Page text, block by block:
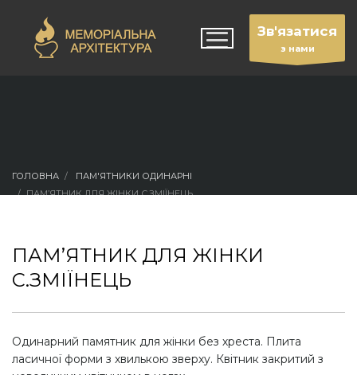
Зв'язатися
з нами
ГОЛОВНА
ПАМ'ЯТНИКИ ОДИНАРНІ
ПАМ’ЯТНИК ДЛЯ ЖІНКИ С.ЗМІЇНЕЦЬ
ПАМ’ЯТНИК ДЛЯ ЖІНКИ
С.ЗМІЇНЕЦЬ
Одинарний памятник для жінки без хреста. Плита
ласичної форми з хвилькою зверху. Квітник закритий з